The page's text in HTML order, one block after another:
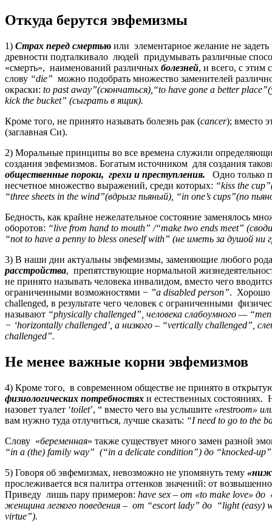
Откуда берутся эвфемизмы
1) Страх перед смертью или элементарное желание не
древности подталкивало людей придумывать различные
«смерть», наименований различных болезней, и всего, с этим
слову “die” можно подобрать множество заменителей
окраски: to past away”(скончаться),“to have gone a better
kick the bucket” (сыграть в ящик).
Кроме того, не принято называть болезнь рак (cancer); вместо
(заглавная Си).
2) Моральные принципы во все времена служили
создания эвфемизмов. Богатым источником для создания
общественные пороки, грехи и преступления. Одно только
несчетное множество выражений, среди которых: “kiss the
“three sheets in the wind”(вдрызг пьяный), “in one’s cups”(по
Бедность, как крайне нежелательное состояние заменялось
оборотов: “live from hand to mouth” /“make two ends meet”
“not to have a penny to bless oneself with” (не иметь за душой ни
3) В наши дни актуальны эвфемизмы, заменяющие любого
расстройства, препятствующие нормальной
не принято называть человека инвалидом, вместо чего
ограниченными возможностями − ”a disabled person”. Хорошо
challenged, в результате чего человек с ограниченными
называют “physically challenged”, человека слабоумного —
− ‘horizontally challenged’, а низкого – “vertically challenged”,
challenged”.
Не менее важные корни эвфемизмов
4) Кроме того, в современном обществе не принято в
физиологических потребностях и естественных состояниях.
назовет туалет ‘toilet’, “ вместо чего вы услышите «restroom»
вам нужно туда отлучиться, лучше сказать: “I need to go to the
Слову «беременная» также существует много замен разной
“in a (the) family way” (“in a delicate condition”) до “knocked-
5) Говоря об эвфемизмах, невозможно не упомянуть тему
прослеживается вся палитра оттенков значений: от
Приведу лишь пару примеров: have sex – от «to make love» до
женщина легкого поведения – от “escort lady” до “light (easy)
virtue”).